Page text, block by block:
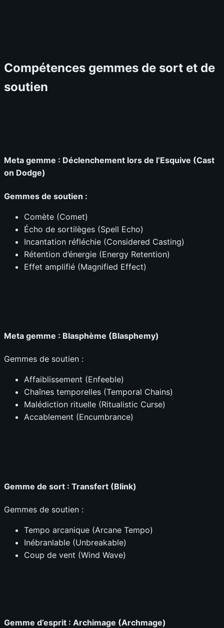
Compétences gemmes de sort et de
soutien
Meta gemme : Déclenchement lors de l’Esquive (Cast
on Dodge)
Gemmes de soutien :
Comète (Comet)
Écho de sortilèges (Spell Echo)
Incantation réfléchie (Considered Casting)
Rétention d’énergie (Energy Retention)
Effet amplifié (Magnified Effect)
Meta gemme : Blasphème (Blasphemy)
Gemmes de soutien :
Affaiblissement (Enfeeble)
Chaînes temporelles (Temporal Chains)
Malédiction rituelle (Ritualistic Curse)
Accablement (Encumbrance)
Gemme de sort : Transfert (Blink)
Gemmes de soutien :
Tempo arcanique (Arcane Tempo)
Inébranlable (Unbreakable)
Coup de vent (Wind Wave)
Gemme d’esprit : Archimage (Archmage)